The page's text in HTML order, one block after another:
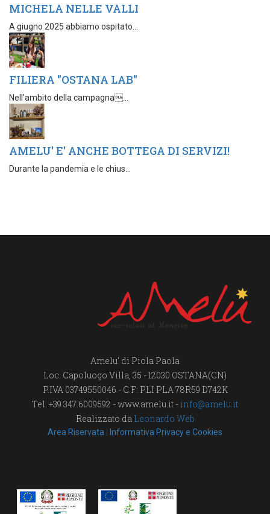
MICHELA NELLE VALLI
A giugno 2025 abbiamo ospitato...
FILIERA "OSTANA LAB"
Nell’ambito della campagna...
AMELU' E' ANCHE BOTTEGA DI SERVIZI!
Durante la pandemia e le chius...
Amelu' di Piola Paola
Loc. Capoluogo Villa, 35 - 12030 OSTANA(CN)
P.IVA 03749550046 - C.F: PLI PLA 78R59 D742K
Tel. +39 347.6009592 - www.amelu.it - info@amelu.it
Realizzato da Leonardo Web
Area Riservata Informativa Privacy e Cookies